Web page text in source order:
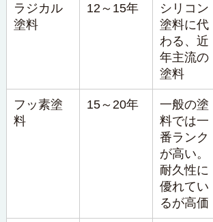
ラジカル
塗料
12～15年
シリコン
塗料に代
わる、近
年主流の
塗料
フッ素塗
料
15～20年
一般の塗
料では一
番ランク
が高い。
耐久性に
優れてい
るが高価